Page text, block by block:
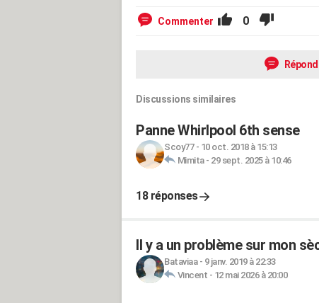
Commenter 0
Discussions similaires
Panne Whirlpool 6th sense
Scoy77- 10 oct. 2018 à 15:13
Mimita- 29 sept. 2025 à 10:46
18 réponses
Il y a un problème sur mon
Bataviaa- 9 janv. 2019 à 22:33
Vincent - 12 mai 2026 à 20:00